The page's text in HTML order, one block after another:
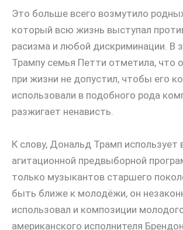
Это больше всего возмутило
который всю жизнь выступал
расизма и любой дискриминации. В
Трампу семья Петти отметила, что
при жизни не допустил, чтобы его
использовали в подобного рода
разжигает ненависть.
К слову, Дональд Трамп использует
агитационной предвыборной
только музыкантов старшего
быть ближе к молодёжи, он
использовал и композиции
американского исполнителя